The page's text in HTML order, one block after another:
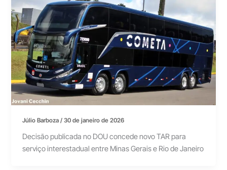
Júlio Barboza/30 de janeiro de 2026
Decisão publicada no DOU concede novo TAR para
serviço interestadual entre Minas Gerais e Rio de Janeiro